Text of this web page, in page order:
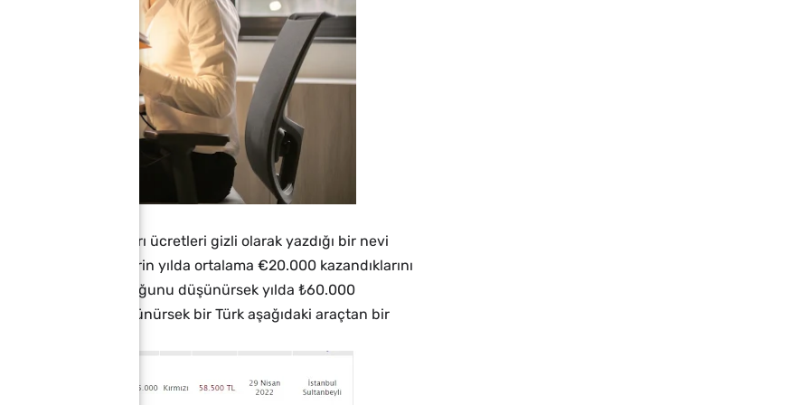
ve aldıkları ücretleri gizli olarak yazdığı bir nevi
da çalışan kişilerin yılda ortalama €20.000 kazandıklarını
₺5000 olduğunu düşünürsek yılda ₺60.000
iki genç gibi düşünürsek bir Türk aşağıdaki araçtan bir